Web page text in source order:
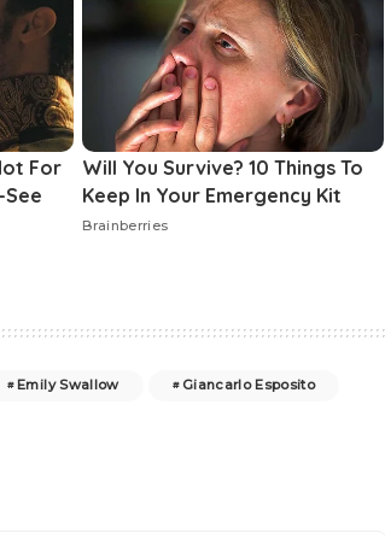
Emily Swallow
Giancarlo Esposito